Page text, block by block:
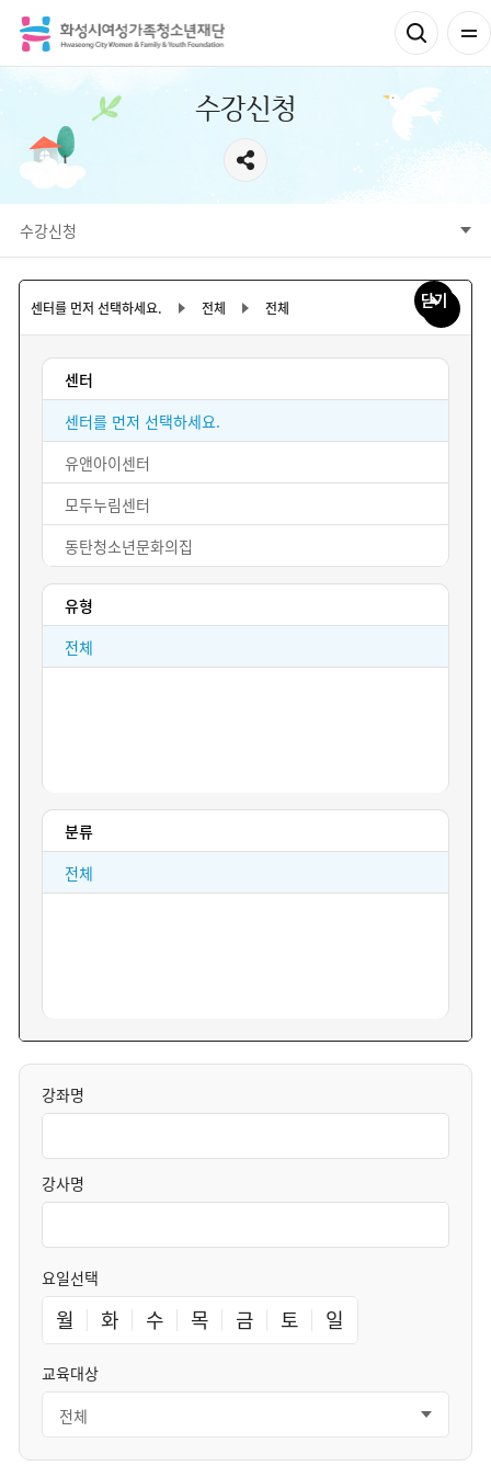
수강신청
수강신청
수강신청안내
수강신청
센터를 먼저 선택하세요. 전체 전체 닫기
센터
센터를 먼저 선택하세요.
유앤아이센터
모두누림센터
동탄청소년문화의집
우정청소년문화의집
봉담청소년문화의집
유형
전체
분류
전체
강좌명
강사명
요일선택
월 화 수 목 금 토 일
교육대상
전체